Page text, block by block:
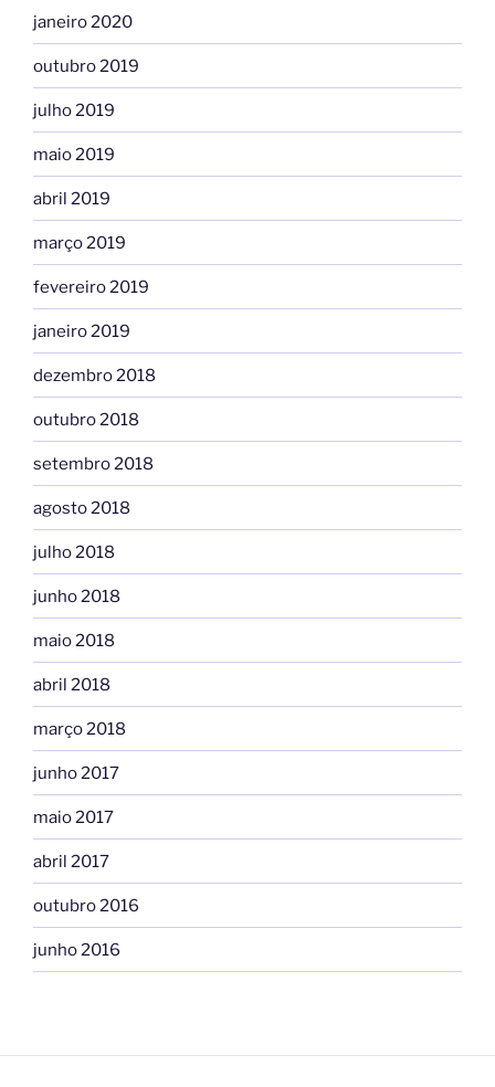
janeiro 2020
outubro 2019
julho 2019
maio 2019
abril 2019
março 2019
fevereiro 2019
janeiro 2019
dezembro 2018
outubro 2018
setembro 2018
agosto 2018
julho 2018
junho 2018
maio 2018
abril 2018
março 2018
junho 2017
maio 2017
abril 2017
outubro 2016
junho 2016